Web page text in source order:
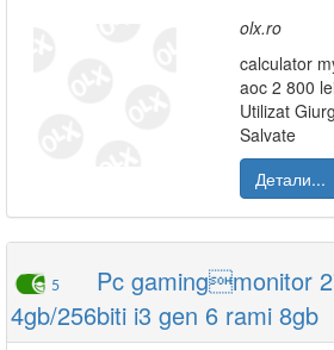
olx.ro
calculator
aoc 2 800
Utilizat
Salvate
Детали...
5
Pc gamingmonitor
4gb/256biti i3 gen 6 rami 8gb